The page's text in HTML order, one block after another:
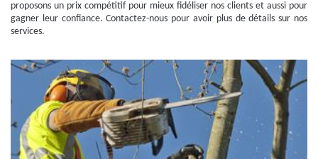
proposons un prix compétitif pour mieux fidéliser nos clients et aussi pour
gagner leur confiance. Contactez-nous pour avoir plus de détails sur nos
services.